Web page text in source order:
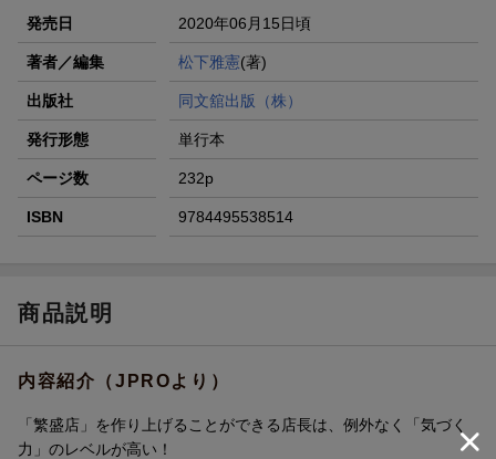
発売日 2020年06月15日頃
著者／編集 松下雅憲(著)
出版社 同文舘出版（株）
発行形態 単行本
ページ数 232p
ISBN 9784495538514
商品説明
内容紹介（JPROより）
「繁盛店」を作り上げることができる店長は、例外なく「気づく
力」のレベルが高い！